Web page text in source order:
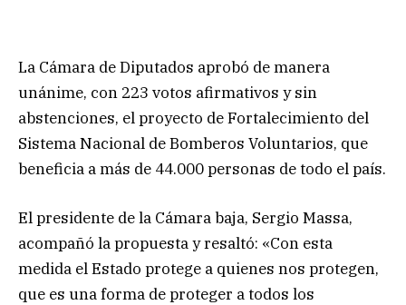
La Cámara de Diputados aprobó de manera
unánime, con 223 votos afirmativos y sin
abstenciones, el proyecto de Fortalecimiento del
Sistema Nacional de Bomberos Voluntarios, que
beneficia a más de 44.000 personas de todo el país.
El presidente de la Cámara baja, Sergio Massa,
acompañó la propuesta y resaltó: «Con esta
medida el Estado protege a quienes nos protegen,
que es una forma de proteger a todos los